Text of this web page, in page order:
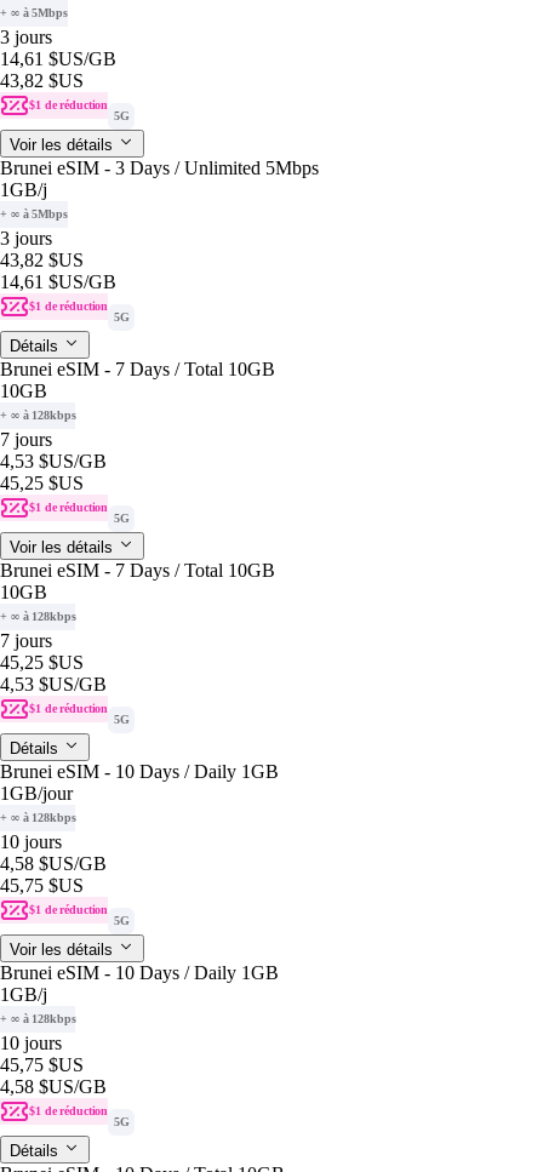
+ ∞ à 5Mbps
3 jours
14,61 $US/GB
43,82 $US
$1 de réduction
5G
Voir les détails
Brunei eSIM - 3 Days / Unlimited 5Mbps
1GB/j
+ ∞ à 5Mbps
3 jours
43,82 $US
14,61 $US/GB
$1 de réduction
5G
Détails
Brunei eSIM - 7 Days / Total 10GB
10GB
+ ∞ à 128kbps
7 jours
4,53 $US/GB
45,25 $US
$1 de réduction
5G
Voir les détails
Brunei eSIM - 7 Days / Total 10GB
10GB
+ ∞ à 128kbps
7 jours
45,25 $US
4,53 $US/GB
$1 de réduction
5G
Détails
Brunei eSIM - 10 Days / Daily 1GB
1GB/jour
+ ∞ à 128kbps
10 jours
4,58 $US/GB
45,75 $US
$1 de réduction
5G
Voir les détails
Brunei eSIM - 10 Days / Daily 1GB
1GB/j
+ ∞ à 128kbps
10 jours
45,75 $US
4,58 $US/GB
$1 de réduction
5G
Détails